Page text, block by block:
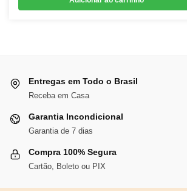
original
atual
Entregas em Todo o Brasil
Receba em Casa
Garantia Incondicional
Garantia de 7 dias
Compra 100% Segura
Cartão, Boleto ou PIX